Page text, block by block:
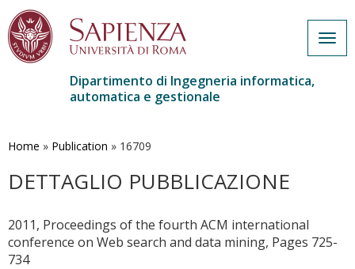
contenuto
Dipartimento di Ingegneria informatica,
automatica e gestionale
Home » Publication » 16709
DETTAGLIO PUBBLICAZIONE
2011, Proceedings of the fourth ACM international
conference on Web search and data mining, Pages 725-
734